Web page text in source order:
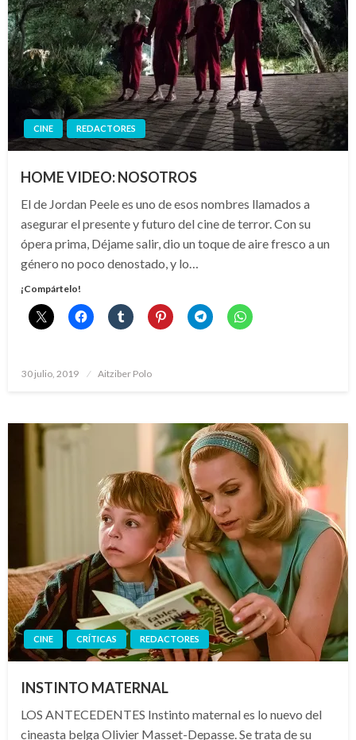
CINE REDACTORES
HOME VIDEO: NOSOTROS
El de Jordan Peele es uno de esos nombres llamados a
asegurar el presente y futuro del cine de terror. Con su
ópera prima, Déjame salir, dio un toque de aire fresco a un
género no poco denostado, y lo…
¡Compártelo!
Publicado
30 julio, 2019 Aitziber Polo
CINE CRÍTICAS REDACTORES
INSTINTO MATERNAL
LOS ANTECEDENTES Instinto maternal es lo nuevo del
cineasta belga Olivier Masset-Depasse. Se trata de su